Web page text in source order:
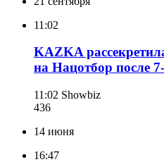
11:02
KAZKA
на Нацотбор после
11:02 Showbiz
436
14 июня
16:47